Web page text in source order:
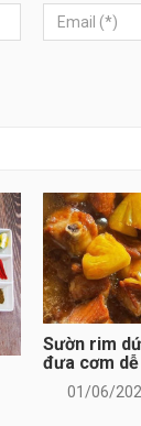
Sườn rim
đưa cơm
01/06/